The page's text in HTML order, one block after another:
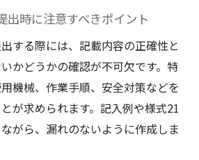
を反映した建設工事計画書作成
ガイドラインと工事計画の関連
で役立つ実践ノウハウ
出時に注意すべきポイント
する際には、記載内容の正確性と
かどうかの確認が不可欠です。特
機械、作業手順、安全対策などを
が求められます。記入例や様式21
がら、漏れのないように作成しま